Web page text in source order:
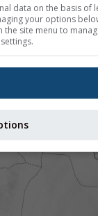
data on the basis of
your options
site menu to